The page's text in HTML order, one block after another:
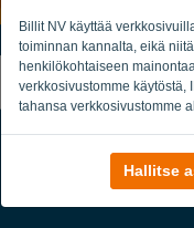
Billit NV käyttää
toiminnan kannalta, eikä
henkilökohtaiseen
verkkosivustomme käytöstä,
tahansa verkkosivustomme
Hallitse